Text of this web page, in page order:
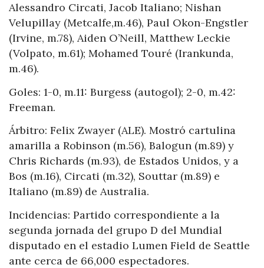
Alessandro Circati, Jacob Italiano; Nishan
Velupillay (Metcalfe,m.46), Paul Okon-Engstler
(Irvine, m.78), Aiden O’Neill, Matthew Leckie
(Volpato, m.61); Mohamed Touré (Irankunda,
m.46).
Goles: 1-0, m.11: Burgess (autogol); 2-0, m.42:
Freeman.
Árbitro: Felix Zwayer (ALE). Mostró cartulina
amarilla a Robinson (m.56), Balogun (m.89) y
Chris Richards (m.93), de Estados Unidos, y a
Bos (m.16), Circati (m.32), Souttar (m.89) e
Italiano (m.89) de Australia.
Incidencias: Partido correspondiente a la
segunda jornada del grupo D del Mundial
disputado en el estadio Lumen Field de Seattle
ante cerca de 66,000 espectadores.